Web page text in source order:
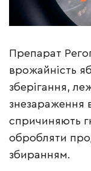
Препарат
врожайність
зберігання,
знезараження
спричиняють
обробляти
збиранням.